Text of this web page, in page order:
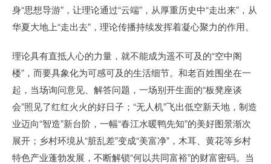
身“思想导游”，让理论通过“云端”，从厚重历史中“走出来”，从
华夏大地上“走出去”，理论传播持续发挥着凝心聚力的作用。
理论具有直抵人心的力量，就不能成为遥不可及的“空中阁
楼”，而要具象化为可感可及的生活细节。和老百姓围坐在一
起，当场询问意见、解答问题，一场别开生面的“板凳座谈
会”照见了红红火火的好日子；“无人机”飞出低空新天地，制造
业迈向“智造”新台阶，一幅“春江水暖鸭先知”的美好图景渐次
展开；乡村环境从“脏乱差”变成“美富净”，木耳、黄花等乡村
特色产业蓬勃发展，不断解锁“何以共同富裕”的财富密码。当